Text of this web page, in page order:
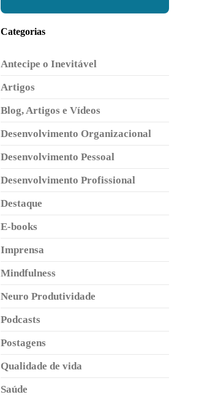
Categorias
Antecipe o Inevitável
Artigos
Blog, Artigos e Vídeos
Desenvolvimento Organizacional
Desenvolvimento Pessoal
Desenvolvimento Profissional
Destaque
E-books
Imprensa
Mindfulness
Neuro Produtividade
Podcasts
Postagens
Qualidade de vida
Saúde